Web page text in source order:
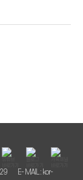
E- MAIL : kor-